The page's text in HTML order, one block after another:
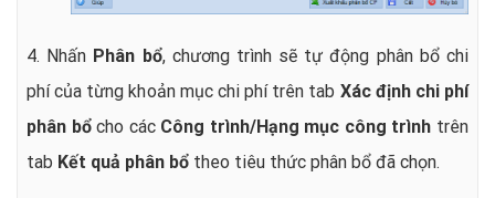
4. Nhấn Phân bổ, chương trình sẽ tự động phân bổ chi
phí của từng khoản mục chi phí trên tab Xác định chi phí
phân bổcho các Công trình/Hạng mục công trình trên
tab Kết quả phân bổ theo tiêu thức phân bổ đã chọn.